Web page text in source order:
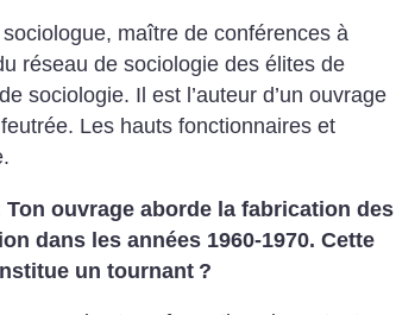
maître de conférences à
réseau de sociologie des élites de
sociologie. Il est l’auteur d’un ouvrage
Les hauts fonctionnaires et
ouvrage aborde la fabrication des
dans les années 1960-1970. Cette
un tournant ?